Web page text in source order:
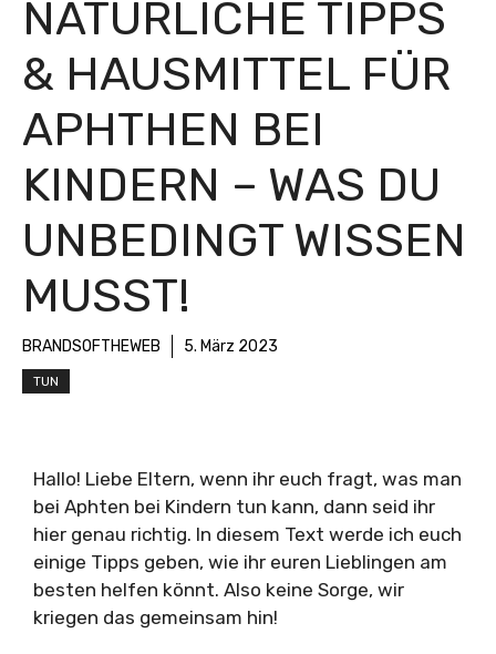
NATÜRLICHE TIPPS
& HAUSMITTEL FÜR
APHTHEN BEI
KINDERN – WAS DU
UNBEDINGT WISSEN
MUSST!
BRANDSOFTHEWEB 5. März 2023
TUN
Hallo! Liebe Eltern, wenn ihr euch fragt, was man
bei Aphten bei Kindern tun kann, dann seid ihr
hier genau richtig. In diesem Text werde ich euch
einige Tipps geben, wie ihr euren Lieblingen am
besten helfen könnt. Also keine Sorge, wir
kriegen das gemeinsam hin!